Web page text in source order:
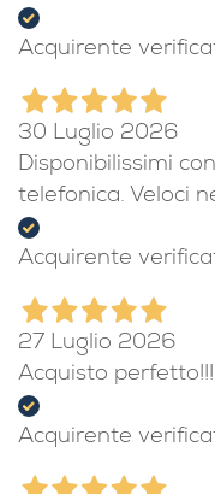
Acquirente
30 Luglio 2026
Disponibilissimi
telefonica. Veloci
Acquirente
27 Luglio 2026
Acquisto perfetto!!!
Acquirente